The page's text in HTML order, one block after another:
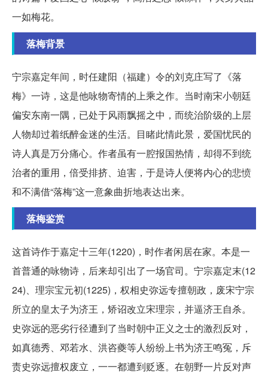
一如梅花。
落梅背景
宁宗嘉定年间，时任建阳（福建）令的刘克庄写了《落
梅》一诗，这是他咏物寄情的上乘之作。当时南宋小朝廷
偏安东南一隅，已处于风雨飘摇之中，而统治阶级的上层
人物却过着纸醉金迷的生活。目睹此情此景，爱国忧民的
诗人真是万分痛心。作者虽有一腔报国热情，却得不到统
治者的重用，倍受排挤、迫害，于是诗人便将内心的悲愤
和不满借“落梅”这一意象曲折地表达出来。
落梅鉴赏
这首诗作于嘉定十三年(1220)，时作者闲居在家。本是一
首普通的咏物诗，后来却引出了一场官司。宁宗嘉定末(12
24)、理宗宝元初(1225)，权相史弥远专擅朝政，废宋宁宗
所立的皇太子为济王，矫诏改立宋理宗，并逼济王自杀。
史弥远的恶劣行径遭到了当时朝中正义之士的激烈反对，
如真德秀、邓若水、洪咨夔等人纷纷上书为济王鸣冤，斥
责史弥远擅权废立，一一都遭到贬逐。在朝野一片反对声